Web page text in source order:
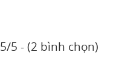
5/5 - (2 bình chọn)